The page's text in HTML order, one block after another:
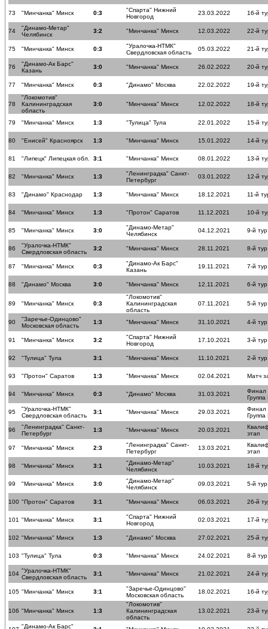
73 "Минчанка" Минск 0:3
"Спарта" Нижний
Новгород
23.03.2022 16-й
74
"Динамо-Метар"
Челябинск
3:2 "Минчанка" Минск 12.03.2022 22-й
75 "Минчанка" Минск 0:3
"Уралочка-НТМК"
Свердловская область
05.03.2022 21-й
76
"Динамо-Ак Барс"
Казань
3:0 "Минчанка" Минск 26.02.2022 20-й
77 "Минчанка" Минск 0:3 "Динамо" Москва 22.02.2022 19-й
78
"Локомотив"
Калининградская
область
3:0 "Минчанка" Минск 12.02.2022 18-й
79 "Минчанка" Минск 1:3 "Тулица" Тула 22.01.2022 15-й
80 "Енисей" Красноярск 1:3 "Минчанка" Минск 15.01.2022 14-й
81 "Липецк" Липецкая обл. 3:1 "Минчанка" Минск 08.01.2022 13-й
82 "Минчанка" Минск 1:3
"Ленинградка" Санкт-
Петербург
03.01.2022 12-й
83 "Динамо" Краснодар 1:3 "Минчанка" Минск 18.12.2021 11-й
84 "Минчанка" Минск 1:3 "Протон" Саратов 11.12.2021 10-й
85 "Минчанка" Минск 3:0
"Динамо-Метар"
Челябинск
04.12.2021 9-й тур
86
"Уралочка-НТМК"
Свердловская область
3:2 "Минчанка" Минск 28.11.2021 8-й тур
87 "Минчанка" Минск 0:3
"Динамо-Ак Барс"
Казань
19.11.2021 7-й тур
88 "Динамо" Москва 3:0 "Минчанка" Минск 12.11.2021 6-й тур
89 "Минчанка" Минск 0:3
"Локомотив"
Калининградская
область
07.11.2021 5-й тур
90
"Заречье-Одинцово"
Московская область
1:3 "Минчанка" Минск 31.10.2021 4-й тур
91 "Минчанка" Минск 3:2
"Спарта" Нижний
Новгород
17.10.2021 3-й тур
92 "Тулица" Тула 3:1 "Минчанка" Минск 11.10.2021 2-й тур
93 "Протон" Саратов 1:3 "Минчанка" Минск 02.04.2021 Матч
94 "Минчанка" Минск 0:3 "Динамо" Москва 31.03.2021
Финал
Группа
95
"Уралочка-НТМК"
Свердловская область
3:1 "Минчанка" Минск 29.03.2021
Финал
Группа
96
"Ленинградка" Санкт-
Петербург
1:3 "Минчанка" Минск 20.03.2021
этап
97 "Минчанка" Минск 2:3
"Ленинградка" Санкт-
Петербург
13.03.2021
этап
98 "Минчанка" Минск 3:1
"Динамо-Метар"
Челябинск
10.03.2021 18-й
99 "Минчанка" Минск 3:0
"Динамо-Метар"
Челябинск
09.03.2021 5-й тур
100 "Протон" Саратов 3:1 "Минчанка" Минск 06.03.2021 26-й
101 "Минчанка" Минск 3:1
"Спарта" Нижний
Новгород
02.03.2021 17-й
102 "Минчанка" Минск 1:3 "Динамо" Москва 27.02.2021 25-й
103 "Тулица" Тула 0:3 "Минчанка" Минск 24.02.2021 8-й тур
104 "Уралочка-НТМК"
Свердловская область
3:1 "Минчанка" Минск 21.02.2021 24-й
105 "Минчанка" Минск 3:1
"Заречье-Одинцово"
Московская область
18.02.2021 16-й
106 "Минчанка" Минск 1:3
"Локомотив"
Калининградская
область
13.02.2021 23-й
"Динамо-Ак Барс"